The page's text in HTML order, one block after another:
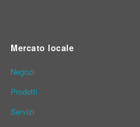
Mercato locale
Νegozi
Prodotti
Servizi